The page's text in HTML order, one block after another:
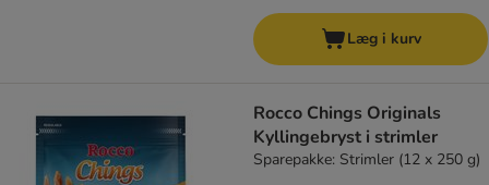
Læg i kurv
Rocco Chings Originals
Kyllingebryst i strimler
Sparepakke: Strimler (12 x 250 g)